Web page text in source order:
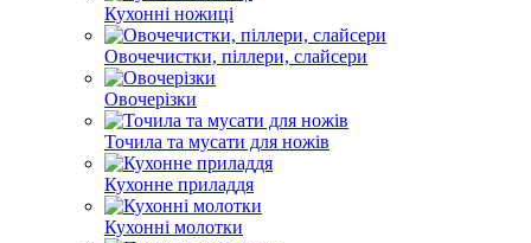
Кухонні ножиці
Овочечистки, піллери, слайсери
Овочерізки
Точила та мусати для ножів
Кухонне приладдя
Кухонні молотки